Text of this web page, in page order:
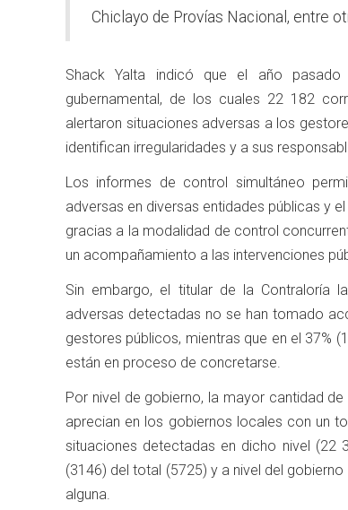
Chiclayo de Provías Nacional, entre
Shack Yalta indicó que el año
gubernamental, de los cuales 22 182
alertaron situaciones adversas a los
identifican irregularidades y a sus
Los informes de control simultáneo
adversas en diversas entidades públicas y
gracias a la modalidad de control
un acompañamiento a las intervenciones
Sin embargo, el titular de la Contraloría
adversas detectadas no se han tomado
gestores públicos, mientras que en el 37%
están en proceso de concretarse.
Por nivel de gobierno, la mayor cantidad
aprecian en los gobiernos locales con un
situaciones detectadas en dicho nivel (22
(3146) del total (5725) y a nivel del
alguna.